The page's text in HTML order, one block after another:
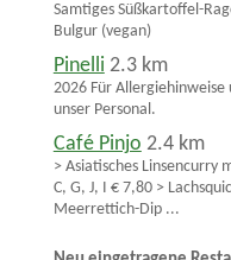
Samtiges Süßkartoffel-
Bulgur (vegan)
Pinelli 2.3 km
2026 Für
unser Personal.
Café Pinjo 2.4 km
> Asiatisches Linsencurry
C, G, J, I € 7,80 >
Meerrettich-Dip ...